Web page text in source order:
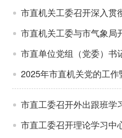
市直机关工委召开深入贯
市直机关工委与市气象局
市直单位党组（党委）书
2025年市直机关党的工
市直工委召开外出跟班学
市直工委召开理论学习中